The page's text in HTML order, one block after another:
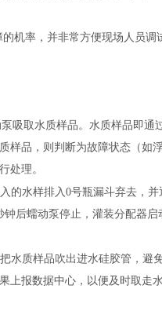
机率，并非常方便现场人员调
吸取水质样品。水质样品即通
品，则判断为故障状态（如
处理。
的水样排入0号瓶漏斗弃去，
后蠕动泵停止，灌装分配器
水质样品吹出进水硅胶管，避
上报数据中心，以便及时取走水